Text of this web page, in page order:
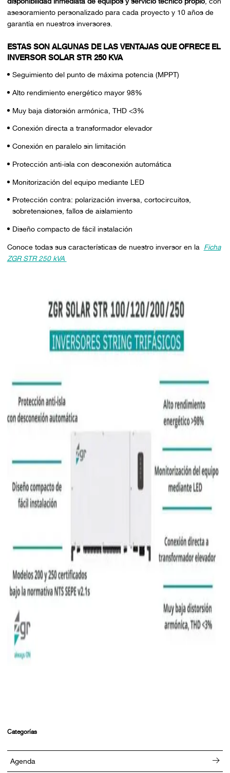
asesoramiento personalizado para cada proyecto y 10 años de
garantía en nuestros inversores.
ESTAS SON ALGUNAS DE LAS VENTAJAS QUE OFRECE EL
INVERSOR SOLAR STR 250 KVA
Seguimiento del punto de máxima potencia (MPPT)
Alto rendimiento energético mayor 98%
Muy baja distorsión armónica, THD <3%
Conexión directa a transformador elevador
Conexión en paralelo sin limitación
Protección anti-isla con desconexión automática
Monitorización del equipo mediante LED
Protección contra: polarización inversa, cortocircuitos,
sobretensiones, fallos de aislamiento
Diseño compacto de fácil instalación
Conoce todas sus características de nuestro inversor en la Ficha
ZGR STR 250 kVA
Categorías
Agenda